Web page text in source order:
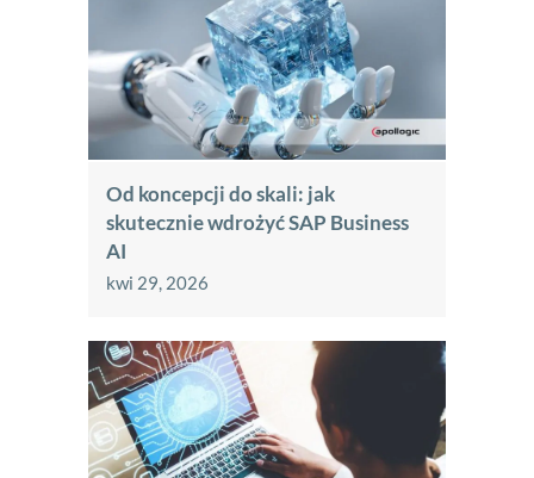
Od koncepcji do skali: jak
skutecznie wdrożyć SAP Business
AI
kwi 29, 2026